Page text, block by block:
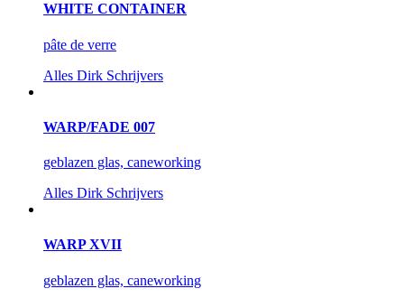
WHITE CONTAINER
pâte de verre
Alles Dirk Schrijvers
WARP/FADE 007
geblazen glas, caneworking
Alles Dirk Schrijvers
WARP XVII
geblazen glas, caneworking